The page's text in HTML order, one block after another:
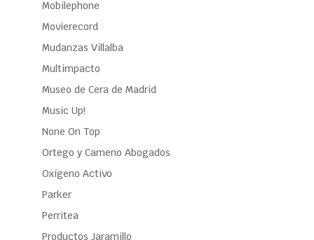
Mobilephone
Movierecord
Mudanzas Villalba
Multimpacto
Museo de Cera de Madrid
Music Up!
None On Top
Ortego y Cameno Abogados
Oxígeno Activo
Parker
Perritea
Productos Jaramillo